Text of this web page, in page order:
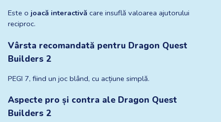
Este o joacă interactivă care insuflă valoarea ajutorului
reciproc.
Vârsta recomandată pentru Dragon Quest
Builders 2
PEGI 7, fiind un joc blând, cu acțiune simplă.
Aspecte pro și contra ale Dragon Quest
Builders 2